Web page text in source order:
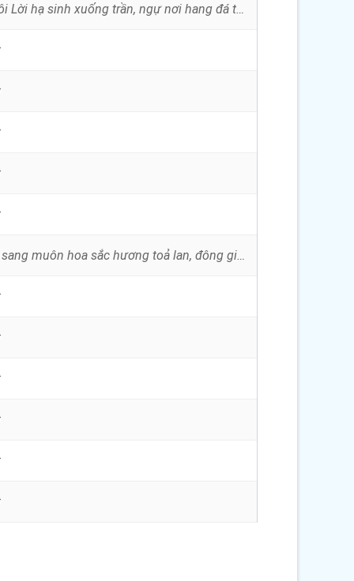
Đêm đông Ngôi Lời hạ sinh xuống trần, ngự nơi hang đá trong máng cỏ rơm êm. Đêm đông Con Người hạ sinh giữa đời, đem chí...
Xuân mới vừa sang muôn hoa sắc hương toả lan, đông giá tàn phai mùa xuân đến thắm tươi khung trời. Con đến trước tòa cao...